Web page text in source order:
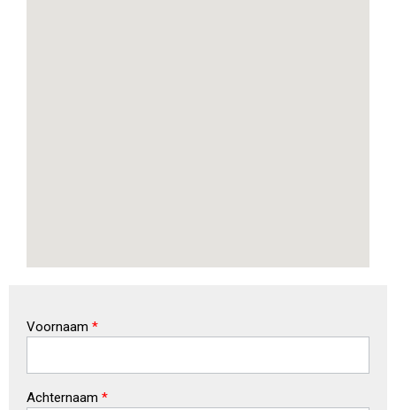
Voornaam *
Achternaam *